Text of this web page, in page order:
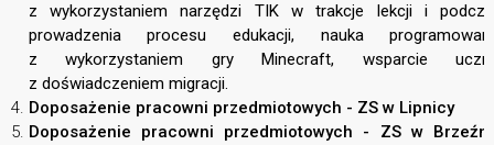
z wykorzystaniem narzędzi TIK w trakcje lekcji i
prowadzenia procesu edukacji, nauka
z wykorzystaniem gry Minecraft, wsparcie
z doświadczeniem migracji.
Doposażenie pracowni przedmiotowych - ZS w Lipnicy
Doposażenie pracowni przedmiotowych - ZS w